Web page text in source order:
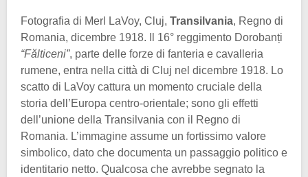
Fotografia di Merl LaVoy, Cluj, Transilvania, Regno di
Romania, dicembre 1918. Il 16° reggimento Dorobanți
“Fălticeni”, parte delle forze di fanteria e cavalleria
rumene, entra nella città di Cluj nel dicembre 1918. Lo
scatto di LaVoy cattura un momento cruciale della
storia dell’Europa centro-orientale; sono gli effetti
dell’unione della Transilvania con il Regno di
Romania. L’immagine assume un fortissimo valore
simbolico, dato che documenta un passaggio politico e
identitario netto. Qualcosa che avrebbe segnato la